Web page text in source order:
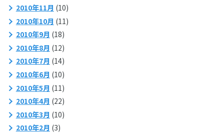
2010年11月 (10)
2010年10月 (11)
2010年9月 (18)
2010年8月 (12)
2010年7月 (14)
2010年6月 (10)
2010年5月 (11)
2010年4月 (22)
2010年3月 (10)
2010年2月 (3)